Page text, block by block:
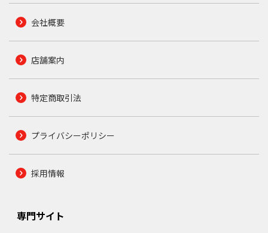
会社概要
店舗案内
特定商取引法
プライバシーポリシー
採用情報
専門サイト